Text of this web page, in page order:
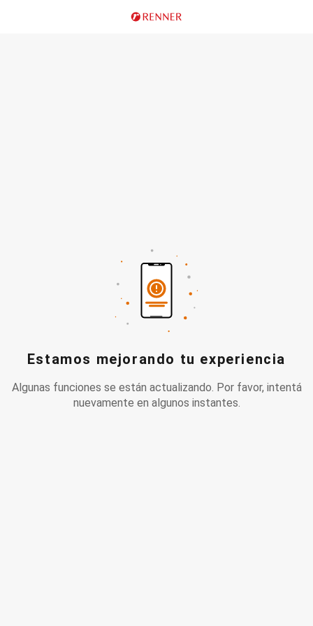
Estamos mejorando tu experiencia
Algunas funciones se están actualizando. Por favor, intentá
nuevamente en algunos instantes.